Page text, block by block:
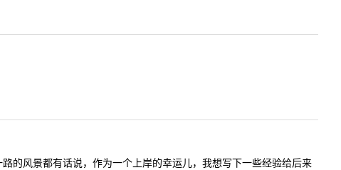
的风景都有话说，作为一个上岸的幸运儿，我想写下一些经验给后来